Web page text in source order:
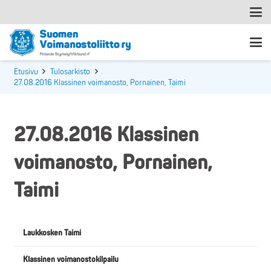
Etusivu
Tulosarkisto
27.08.2016 Klassinen voimanosto, Pornainen, Taimi
27.08.2016 Klassinen
voimanosto, Pornainen,
Taimi
Laukkosken Taimi
Klassinen voimanostokilpailu